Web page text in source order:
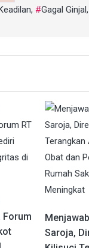
, Gagal Ginjal,
Forum
Saroja,